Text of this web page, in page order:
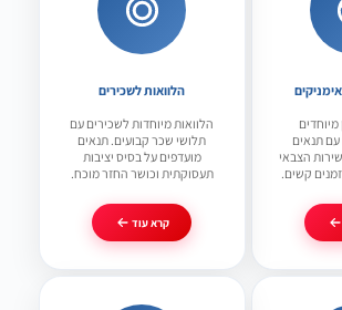
מיוחדים
עם תנאים
הצבאי
קשים.
הלוואות לשכירים
הלוואות מיוחדות לשכירים עם
תלושי שכר קבועים. תנאים
מועדפים על בסיס יציבות
תעסוקתית וכושר החזר מוכח.
קרא עוד